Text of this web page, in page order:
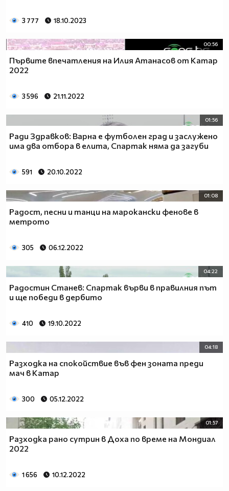
3 777 18.10.2023
00:56
Първите впечатления на Илия Атанасов от Катар
2022
3 596 21.11.2022
01:56
Ради Здравков: Варна е футболен град и заслужено
има два отбора в елита, Спартак няма да загуби
591 20.10.2022
01:08
Радост, песни и танци на марокански фенове в
метрото
305 06.12.2022
04:22
Радостин Станев: Спартак върви в правилния път
и ще победи в дербито
410 19.10.2022
04:18
Разходка на спокойствие във фен зоната преди
мач в Катар
300 05.12.2022
01:57
Разходка рано сутрин в Доха по време на Мондиал
2022
1 656 10.12.2022